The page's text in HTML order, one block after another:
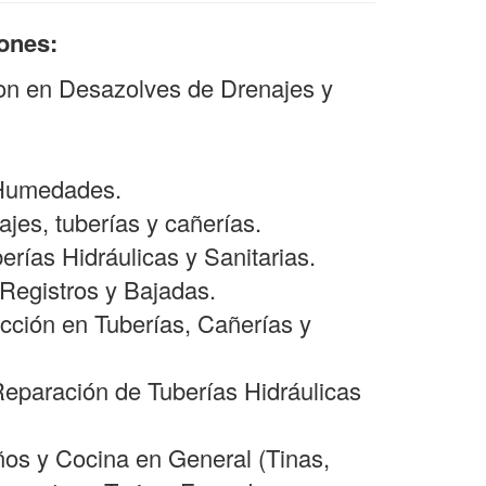
en Desazolves de Drenajes y
tuberías y cañerías.
Hidráulicas y Sanitarias.
y Bajadas.
en Tuberías, Cañerías y
de Tuberías Hidráulicas
y Cocina en General (Tinas,